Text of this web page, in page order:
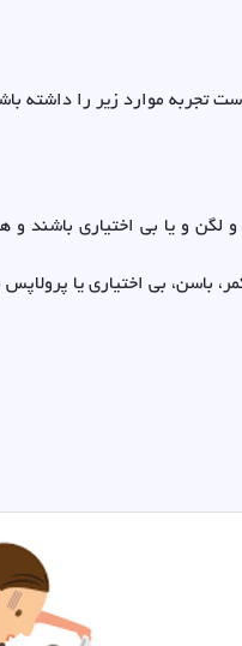
تجربه موارد زیر را داشته
و یا بی اختیاری باشند و
باسن، بی اختیاری یا پرولاپس